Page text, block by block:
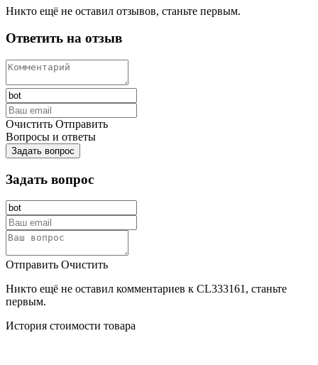
Никто ещё не оставил отзывов, станьте первым.
Ответить на отзыв
Очистить Отправить
Вопросы и ответы
Задать вопрос
Задать вопрос
Отправить Очистить
Никто ещё не оставил комментариев к CL333161, станьте
первым.
История стоимости товара